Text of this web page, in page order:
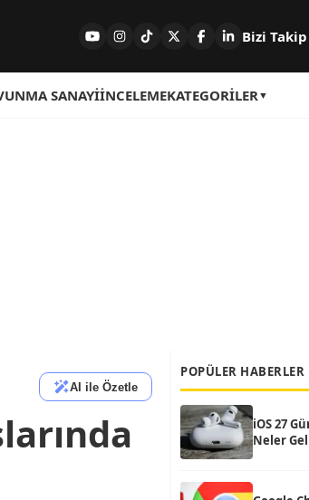
Bizi
SANAYIİNCELEMEKATEGORILER
AI ile Özetle
POPÜLER HABERLER
iOS 27
Neler